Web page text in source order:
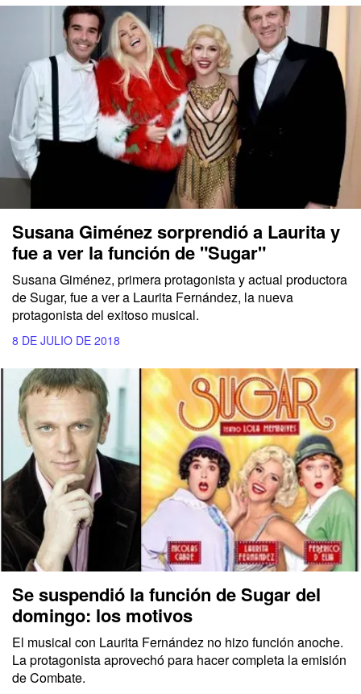
Susana Giménez sorprendió a Laurita y
fue a ver la función de "Sugar"
Susana Giménez, primera protagonista y actual productora
de Sugar, fue a ver a Laurita Fernández, la nueva
protagonista del exitoso musical.
8 DE JULIO DE 2018
Se suspendió la función de Sugar del
domingo: los motivos
El musical con Laurita Fernández no hizo función anoche.
La protagonista aprovechó para hacer completa la emisión
de Combate.